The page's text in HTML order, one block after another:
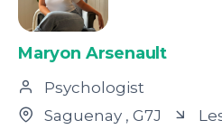
Maryon Arsenault
Psychologist
Saguenay , G7J